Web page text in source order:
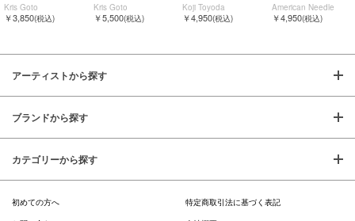
Kris Goto
￥3,850(税込)
Kris Goto
￥5,500(税込)
Koji Toyoda
￥4,950(税込)
American Needle
￥4,950(税込)
アーティストから探す
ブランドから探す
カテゴリーから探す
初めての方へ
特定商取引法に基づく表記